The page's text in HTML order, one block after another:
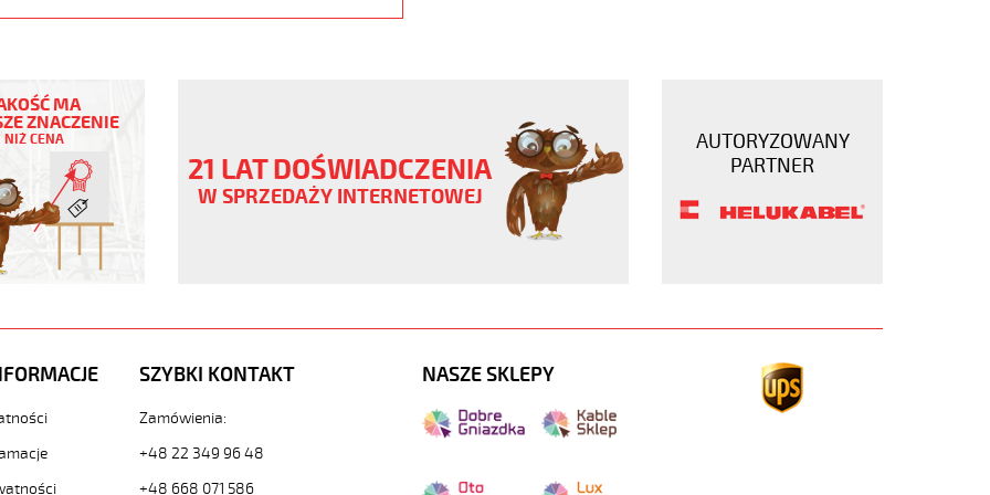
galleries/products/1300-
MA
ZNACZENIE
NIŻ CENA
21 LAT DOŚWIADCZENIA
W SPRZEDAŻY INTERNETOWEJ
AUTORYZOWANY
PARTNER
SZYBKI KONTAKT
Zamówienia:
+48 22 349 96 48
+48 668 071 586
NASZE SKLEPY